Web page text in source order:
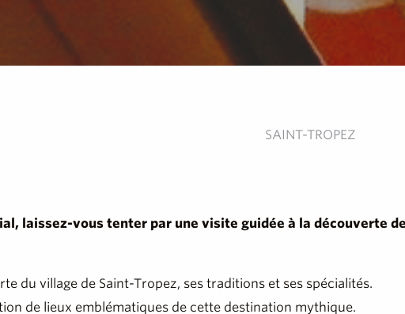
SAINT-TROPEZ
laissez-vous tenter par une visite guidée à la découverte
du village de Saint-Tropez, ses traditions et ses spécialités.
de lieux emblématiques de cette destination mythique.